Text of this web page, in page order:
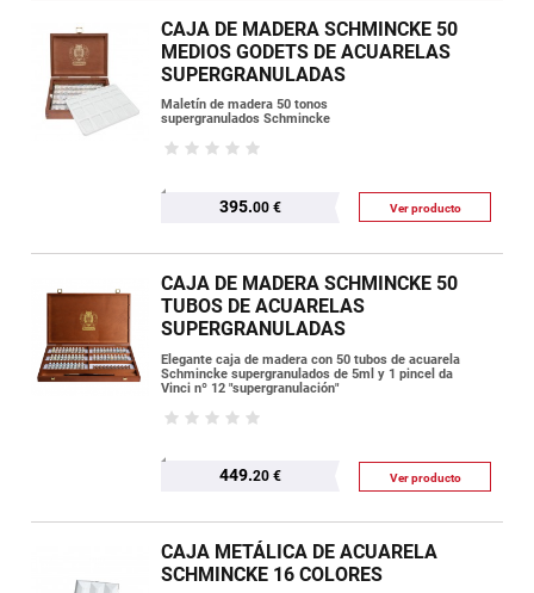
CAJA DE MADERA SCHMINCKE 50
MEDIOS GODETS DE ACUARELAS
SUPERGRANULADAS
Maletín de madera 50 tonos
supergranulados Schmincke
395.00 € Ver producto
CAJA DE MADERA SCHMINCKE 50
TUBOS DE ACUARELAS
SUPERGRANULADAS
Elegante caja de madera con 50 tubos de acuarela
Schmincke supergranulados de 5ml y 1 pincel da
Vinci nº 12 "supergranulación"
449.20 € Ver producto
CAJA METÁLICA DE ACUARELA
SCHMINCKE 16 COLORES